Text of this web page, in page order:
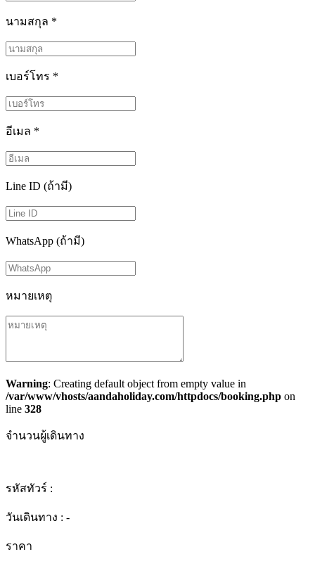
นามสกุล *
เบอร์โทร *
อีเมล *
Line ID (ถ้ามี)
WhatsApp (ถ้ามี)
หมายเหตุ
Warning: Creating default object from empty value in
/var/www/vhosts/aandaholiday.com/httpdocs/booking.php on
line 328
จำนวนผู้เดินทาง
รหัสทัวร์ :
วันเดินทาง : -
ราคา